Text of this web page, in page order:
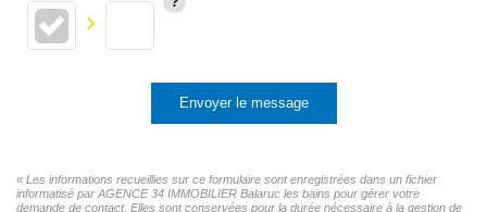
Envoyer le message
« Les informations recueillies sur ce formulaire sont enregistrées dans un fichier
informatisé par AGENCE 34 IMMOBILIER Balaruc les bains pour gérer votre
demande de contact. Elles sont conservées pour la durée nécessaire à la gestion de